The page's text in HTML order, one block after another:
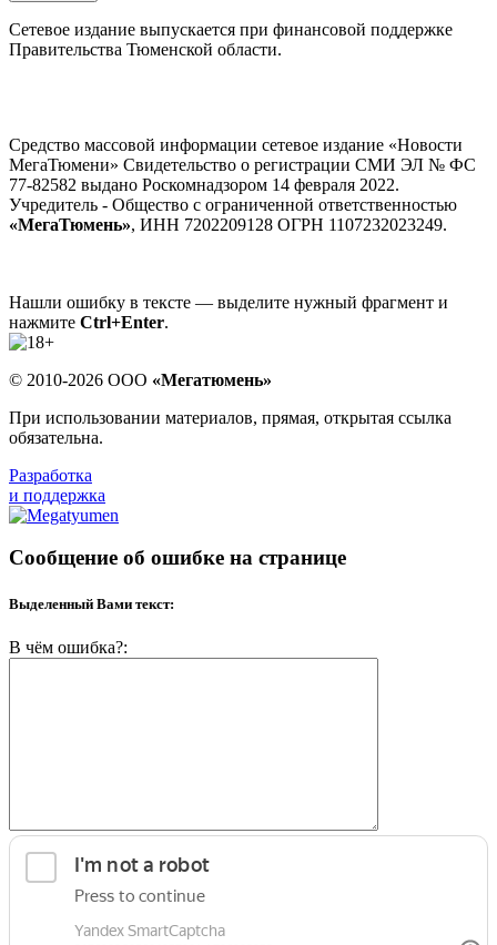
Сетевое издание выпускается при финансовой поддержке
Правительства Тюменской области.
Средство массовой информации сетевое издание «Новости
МегаТюмени» Свидетельство о регистрации СМИ ЭЛ № ФС
77-82582 выдано Роскомнадзором 14 февраля 2022.
Учредитель - Общество с ограниченной ответственностью
«МегаТюмень», ИНН 7202209128 ОГРН 1107232023249.
Нашли ошибку в тексте — выделите нужный фрагмент и
нажмите Ctrl+Enter.
© 2010-2026 ООО «Мегатюмень»
При использовании материалов, прямая, открытая ссылка
обязательна.
Разработка
и поддержка
Сообщение об ошибке на странице
Выделенный Вами текст:
В чём ошибка?: